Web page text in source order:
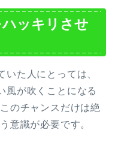
ッキリさせ
た人にとっては、
風が吹くことになる
のチャンスだけは絶
意識が必要です。